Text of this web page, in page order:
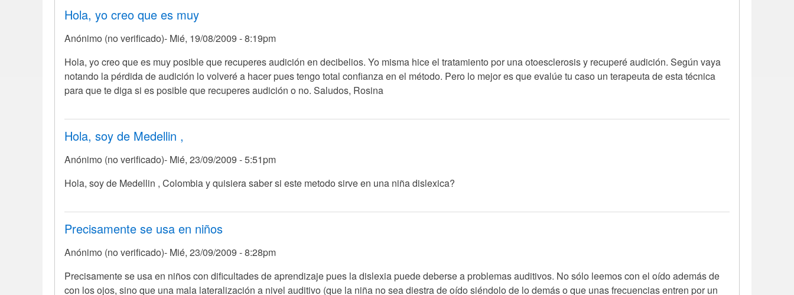
Hola, yo creo que es muy
Anónimo (no verificado) Mié, 19/08/2009 - 8:19pm
Hola, yo creo que es muy posible que recuperes audición en decibelios. Yo misma hice el tratamiento por una otoesclerosis y recuperé audición. Según vaya
notando la pérdida de audición lo volveré a hacer pues tengo total confianza en el método. Pero lo mejor es que evalúe tu caso un terapeuta de esta técnica
para que te diga si es posible que recuperes audición o no. Saludos, Rosina
Hola, soy de Medellin ,
Anónimo (no verificado) Mié, 23/09/2009 - 5:51pm
Hola, soy de Medellin , Colombia y quisiera saber si este metodo sirve en una niña dislexica?
Precisamente se usa en niños
Anónimo (no verificado) Mié, 23/09/2009 - 8:28pm
En
respuesta
Precisamente se usa en niños con dificultades de aprendizaje pues la dislexia puede deberse a problemas auditivos. No sólo leemos con el oído además de
con los ojos, sino que una mala lateralización a nivel auditivo (que la niña no sea diestra de oído siéndolo de lo demás o que unas frecuencias entren por un